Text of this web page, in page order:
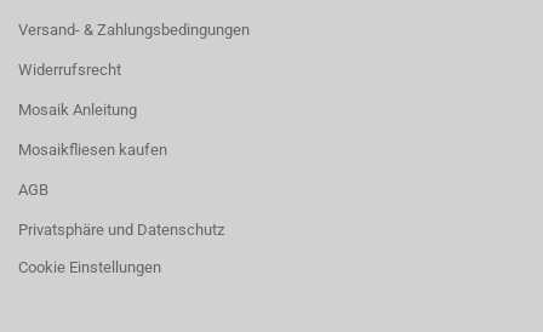
Versand- & Zahlungsbedingungen
Widerrufsrecht
Mosaik Anleitung
Mosaikfliesen kaufen
AGB
Privatsphäre und Datenschutz
Cookie Einstellungen